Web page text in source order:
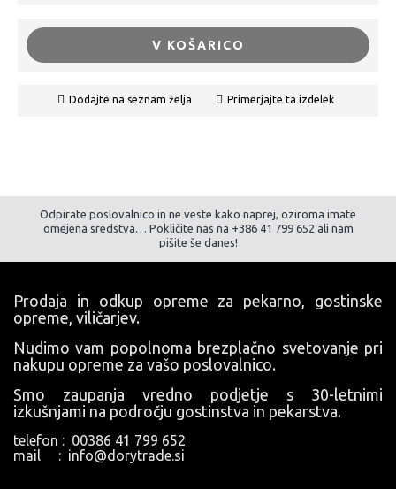
V KOŠARICO
Dodajte na seznam želja Primerjajte ta izdelek
Odpirate poslovalnico in ne veste kako naprej, oziroma imate
omejena sredstva… Pokličite nas na +386 41 799 652 ali nam
pišite še danes!
Prodaja in odkup opreme za pekarno, gostinske
opreme, viličarjev.
Nudimo vam popolnoma brezplačno svetovanje pri
nakupu opreme za vašo poslovalnico.
Smo zaupanja vredno podjetje s 30-letnimi
izkušnjami na področju gostinstva in pekarstva.
telefon : 00386 41 799 652
mail : info@dorytrade.si